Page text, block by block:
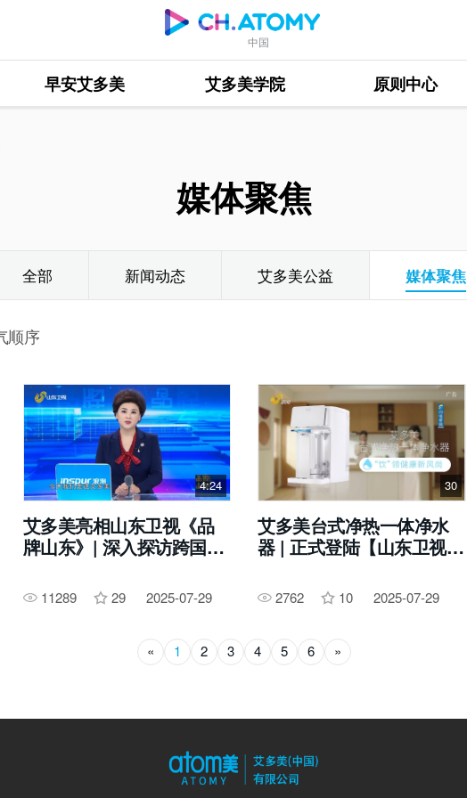
中国
早安艾多美 艾多美学院 原则中心
媒体聚焦
全部 新闻动态 艾多美公益 媒体聚焦
顺序
4:24
艾多美亮相山东卫视《品
牌山东》| 深入探访跨国企
11289 29 2025-07-29
30
艾多美台式净热一体净水
器 | 正式登陆【山东卫视新
2762 10 2025-07-29
« 1 2 3 4 5 6 »